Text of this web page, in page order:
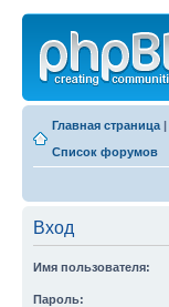
Главная страница |
Список форумов
Вход
Имя пользователя:
Пароль: